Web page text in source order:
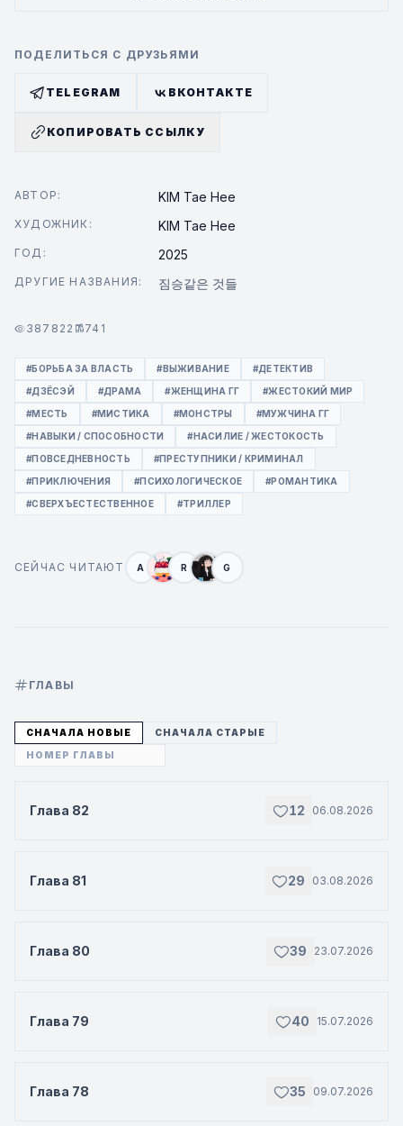
ПОДЕЛИТЬСЯ С ДРУЗЬЯМИ
TELEGRAM ВКОНТАКТЕ
КОПИРОВАТЬ ССЫЛКУ
АВТОР: KIM Tae Hee
ХУДОЖНИК: KIM Tae Hee
ГОД: 2025
ДРУГИЕ НАЗВАНИЯ: 짐승같은 것들
387822 741
#БОРЬБА ЗА ВЛАСТЬ #ВЫЖИВАНИЕ #ДЕТЕКТИВ
#ДЗЁСЭЙ #ДРАМА #ЖЕНЩИНА ГГ #ЖЕСТОКИЙ МИР
#МЕСТЬ #МИСТИКА #МОНСТРЫ #МУЖЧИНА ГГ
#НАВЫКИ / СПОСОБНОСТИ #НАСИЛИЕ / ЖЕСТОКОСТЬ
#ПОВСЕДНЕВНОСТЬ #ПРЕСТУПНИКИ / КРИМИНАЛ
#ПРИКЛЮЧЕНИЯ #ПСИХОЛОГИЧЕСКОЕ #РОМАНТИКА
#СВЕРХЪЕСТЕСТВЕННОЕ #ТРИЛЛЕР
СЕЙЧАС ЧИТАЮТ A R G
ГЛАВЫ
СНАЧАЛА НОВЫЕ СНАЧАЛА СТАРЫЕ
Глава 82 12 06.08.2026
Глава 81 29 03.08.2026
Глава 80 39 23.07.2026
Глава 79 40 15.07.2026
Глава 78 35 09.07.2026